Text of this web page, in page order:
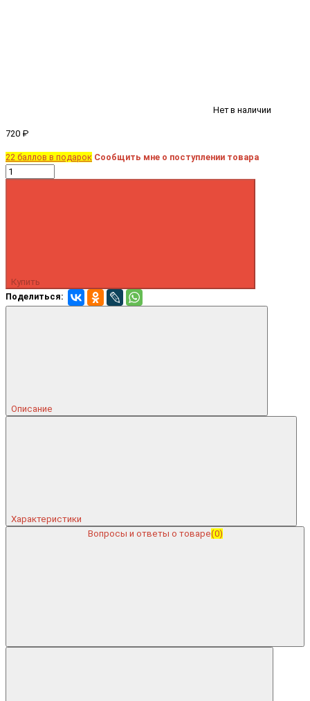
Нет в наличии
720 ₽
22 баллов в подарок Сообщить мне о поступлении товара
Купить
Поделиться:
Описание
Характеристики
Вопросы и ответы о товаре(0)